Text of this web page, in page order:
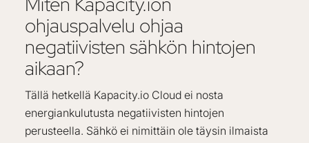
ohjauspalvelu ohjaa
negatiivisten sähkön hintojen
aikaan?
Tällä hetkellä Kapacity.io Cloud ei nosta
energiankulutusta negatiivisten hintojen
perusteella. Sähkö ei nimittäin ole täysin ilmaista